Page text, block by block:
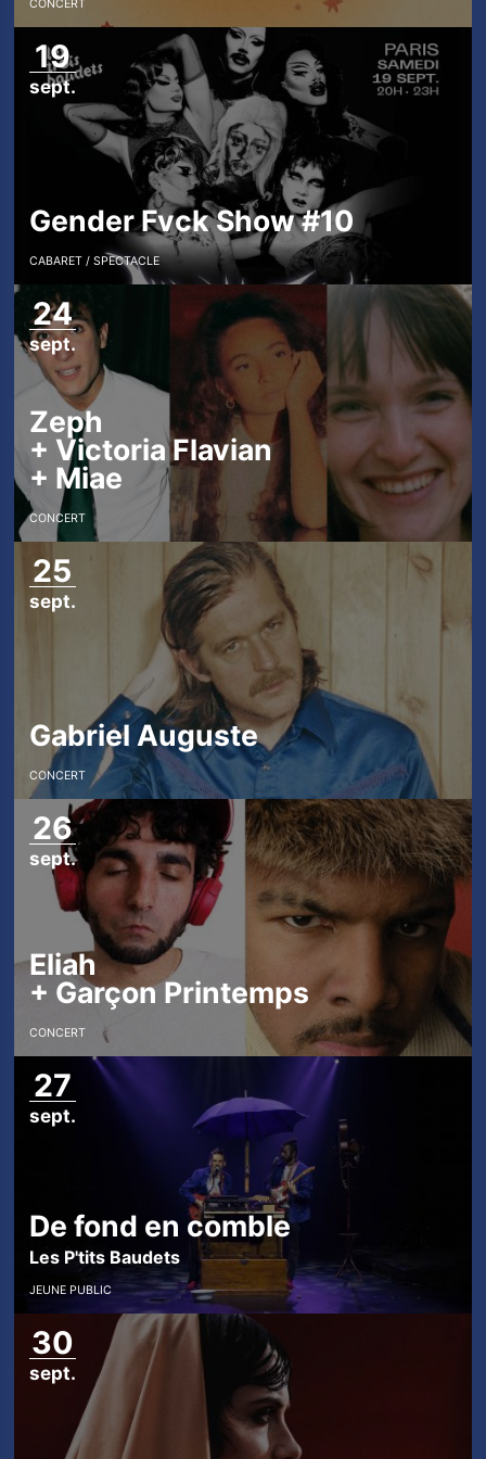
CONCERT
19
sept.
Gender Fvck Show #10
CABARET SPECTACLE
24
sept.
Zeph
+ Victoria Flavian
+ Miae
CONCERT
25
sept.
Gabriel Auguste
CONCERT
26
sept.
Eliah
+ Garçon Printemps
CONCERT
27
sept.
De fond en comble
Les P'tits Baudets
JEUNE PUBLIC
30
sept.